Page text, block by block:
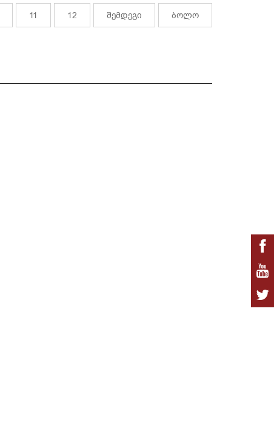
ᲝᲠᲒᲐᲜᲘᲖᲐᲪᲘᲔᲑᲘᲡ ...
11 12 შემდეგი ბოლო